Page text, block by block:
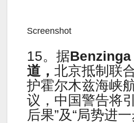
Screenshot
15。据Benzinga
道， 北京抵制联
护霍尔木兹海峡
议，中国警告将
后果”及“局势进一